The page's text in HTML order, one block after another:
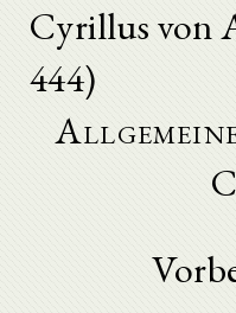
Cyrillus von
444)